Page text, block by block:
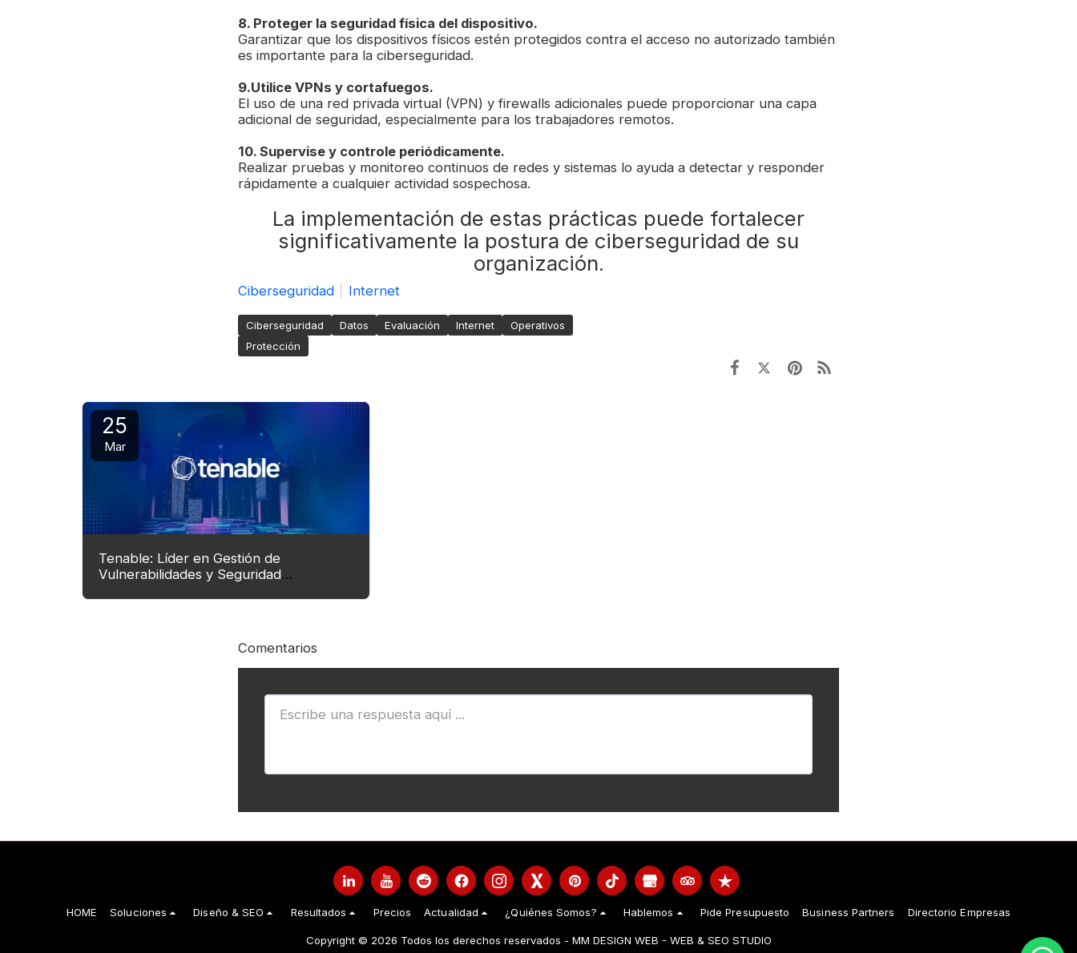
8. Proteger la seguridad física del dispositivo.
Garantizar que los dispositivos físicos estén protegidos contra el acceso no autorizado también
es importante para la ciberseguridad.
9.Utilice VPNs y cortafuegos.
El uso de una red privada virtual (VPN) y firewalls adicionales puede proporcionar una capa
adicional de seguridad, especialmente para los trabajadores remotos.
10. Supervise y controle periódicamente.
Realizar pruebas y monitoreo continuos de redes y sistemas lo ayuda a detectar y responder
rápidamente a cualquier actividad sospechosa.
La implementación de estas prácticas puede fortalecer
significativamente la postura de ciberseguridad de su
organización.
Ciberseguridad Internet
Ciberseguridad Datos Evaluación Internet
Operativos
Protección
25
Mar
Tenable: Líder en Gestión de
Vulnerabilidades y Seguridad
Comentarios
HOME Soluciones Diseño & SEO Resultados Precios Actualidad ¿Quiénes Somos? Hablemos Pide Presupuesto Business Partners Directorio Empresas
Copyright © 2026 Todos los derechos reservados - MM DESIGN WEB - WEB & SEO STUDIO